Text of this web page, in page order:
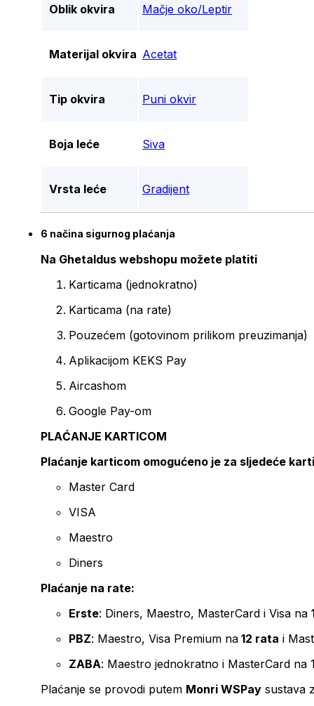
Oblik okvira Mačje oko/Leptir
Materijal okvira Acetat
Tip okvira Puni okvir
Boja leće Siva
Vrsta leće Gradijent
6 načina sigurnog plaćanja
Na Ghetaldus webshopu možete platiti
Karticama (jednokratno)
Karticama (na rate)
Pouzećem (gotovinom prilikom preuzimanja)
Aplikacijom KEKS Pay
Aircashom
Google Pay-om
PLAĆANJE KARTICOM
Plaćanje karticom omogućeno je za sljedeće
Master Card
VISA
Maestro
Diners
Plaćanje na rate:
Erste: Diners, Maestro, MasterCard i Visa na
PBZ: Maestro, Visa Premium na 12 rata i
ZABA: Maestro jednokratno i MasterCard na
Plaćanje se provodi putem Monri WSPay sustava